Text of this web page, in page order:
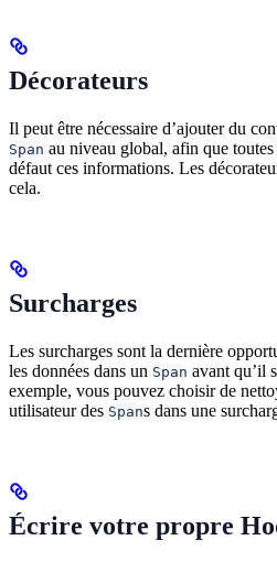
Décorateurs
Il peut être nécessaire d’ajouter du
Span au niveau global, afin que
défaut ces informations. Les
cela.
Surcharges
Les surcharges sont la dernière
les données dans un Span avant qu’il
exemple, vous pouvez choisir de
utilisateur des Spans dans une
Écrire votre propre